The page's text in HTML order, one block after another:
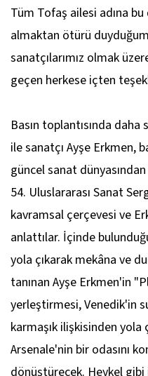
Tüm Tofaş ailesi adına
almaktan ötürü
sanatçılarımız olmak
geçen herkese içten
Basın toplantısında
ile sanatçı Ayşe Erkmen,
güncel sanat
54. Uluslararası Sanat
kavramsal çerçevesi ve
anlattılar. İçinde
yola çıkarak mekâna ve
tanınan Ayşe Erkmen'in
yerleştirmesi, Venedik'in
karmaşık ilişkisinden yola
Arsenale'nin bir odasını
dönüştürecek. Heykel